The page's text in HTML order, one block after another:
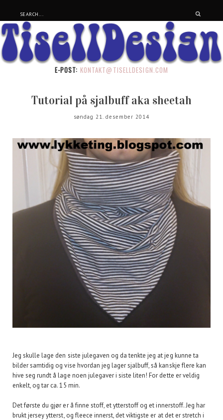
E-POST: KONTAKT@TISELLDESIGN.COM
Tutorial på sjalbuff aka sheetah
søndag 21. desember 2014
Jeg skulle lage den siste julegaven og da tenkte jeg at jeg kunne ta
bilder samtidig og vise hvordan jeg lager sjalbuff, så kanskje flere kan
hive seg rundt å lage noen julegaver i siste liten! For dette er veldig
enkelt, og tar ca. 15 min.
Det første du gjør er å finne stoff, et ytterstoff og et innerstoff. Jeg har
brukt jersey ytterst, og fleece innerst, det viktigste er at det er stretch i